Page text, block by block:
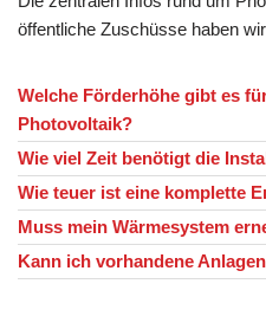
öffentliche Zuschüsse haben
Welche Förderhöhe gibt es
Photovoltaik?
Wie viel Zeit benötigt die
Wie teuer ist eine komplette
Muss mein Wärmesystem
Kann ich vorhandene